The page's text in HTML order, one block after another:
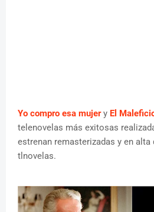
Yo compro esa mujery El
telenovelas más exitosas
estrenan remasterizadas y en alta
tlnovelas.